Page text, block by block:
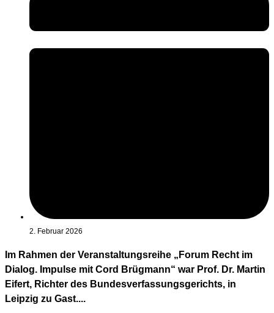
2. Februar 2026
Im Rahmen der Veranstaltungsreihe „Forum Recht im
Dialog. Impulse mit Cord Brügmann“ war Prof. Dr. Martin
Eifert, Richter des Bundesverfassungsgerichts, in
Leipzig zu Gast....